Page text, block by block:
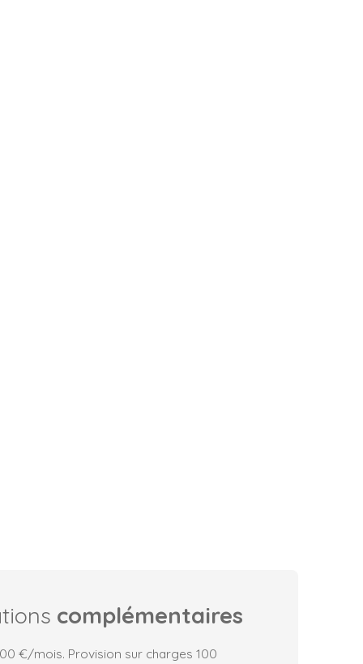
complémentaires
€/mois. Provision sur charges 100